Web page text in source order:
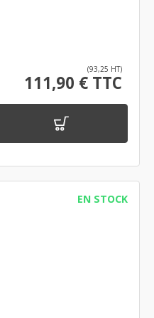
(93,25 HT)
111,90 € TTC
EN STOCK